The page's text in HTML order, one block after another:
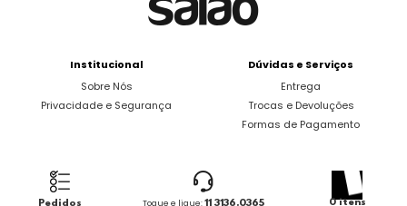
Institucional
Sobre Nós
Privacidade e Segurança
Dúvidas e Serviços
Entrega
Trocas e Devoluções
Formas de Pagamento
Pedidos Toque e ligue:11 3136.0365 0 itens